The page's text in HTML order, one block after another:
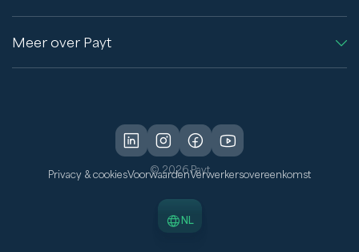
Meer over Payt
© 2026 Payt
Privacy & cookiesVoorwaardenVerwerkersovereenkomst
NL